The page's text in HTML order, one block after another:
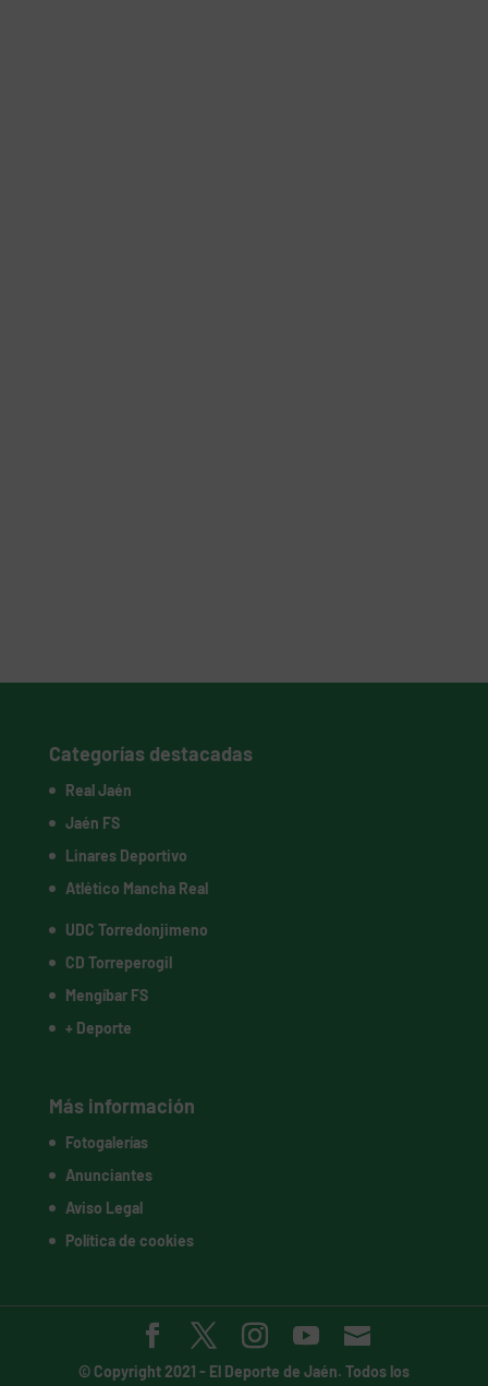
Categorías destacadas
Real Jaén
Jaén FS
Linares Deportivo
Atlético Mancha Real
UDC Torredonjimeno
CD Torreperogil
Mengíbar FS
+ Deporte
Más información
Fotogalerías
Anunciantes
Aviso Legal
Política de cookies
© Copyright 2021 - El Deporte de Jaén. Todos los